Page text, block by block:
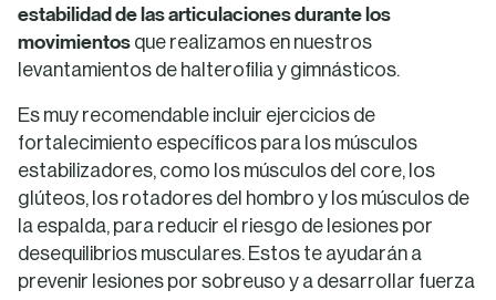
estabilidad de las articulaciones durante los
movimientos que realizamos en nuestros
levantamientos de halterofilia y gimnásticos.
Es muy recomendable incluir ejercicios de
fortalecimiento específicos para los músculos
estabilizadores, como los músculos del core, los
glúteos, los rotadores del hombro y los músculos de
la espalda, para reducir el riesgo de lesiones por
desequilibrios musculares. Estos te ayudarán a
prevenir lesiones por sobreuso y a desarrollar fuerza